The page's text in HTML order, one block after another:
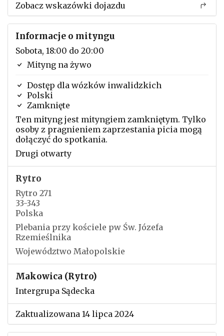
Zobacz wskazówki dojazdu
Informacje o mityngu
Sobota, 18:00 do 20:00
Mityng na żywo
Dostęp dla wózków inwalidzkich
Polski
Zamknięte
Ten mityng jest mityngiem zamkniętym. Tylko
osoby z pragnieniem zaprzestania picia mogą
dołączyć do spotkania.
Drugi otwarty
Rytro
Rytro 271
33-343
Polska
Plebania przy kościele pw Św. Józefa
Rzemieślnika
Województwo Małopolskie
Makowica (Rytro)
Intergrupa Sądecka
Zaktualizowana 14 lipca 2024